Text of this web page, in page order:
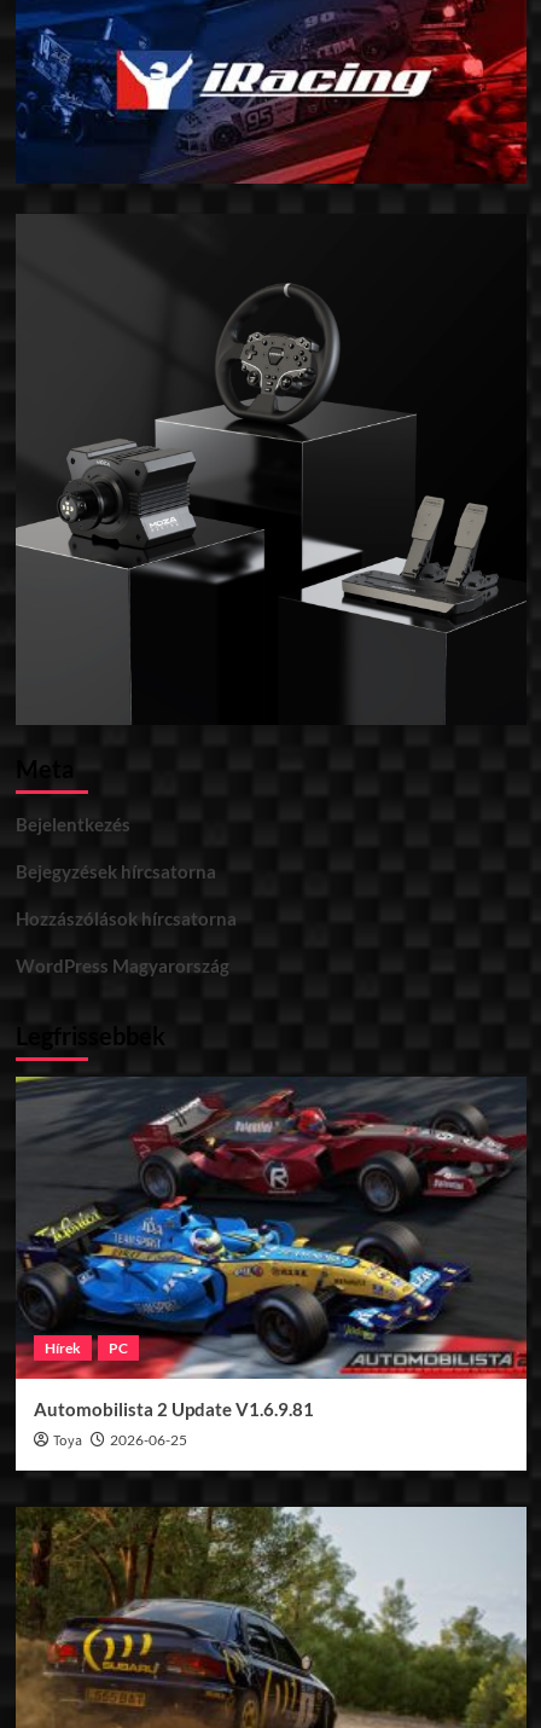
Meta
Bejelentkezés
Bejegyzések hírcsatorna
Hozzászólások hírcsatorna
WordPress Magyarország
Legfrissebbek
Hírek PC
Automobilista 2 Update V1.6.9.81
Toya 2026-06-25